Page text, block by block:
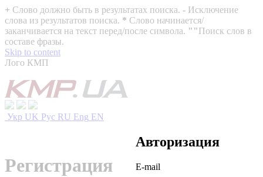
+ Слово должно быть в результатах поиска. - Исключение
слова из результатов поиска. * Слово начинается/
заканчивается на текст перед/после символа. ""Поиск слов в
составе фразы.
Skip to content
Лого КМП
Укр UK Рус RU Eng EN
Авторизация
E-mail
Регистрация